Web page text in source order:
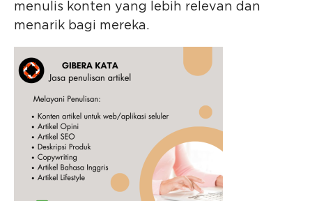
menulis konten yang lebih relevan dan
menarik bagi mereka.